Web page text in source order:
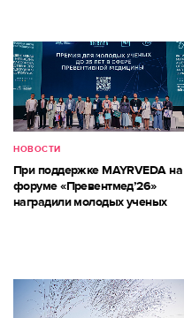
НОВОСТИ
При поддержке MAYRVEDA на
форуме «Превентмед’26»
наградили молодых ученых